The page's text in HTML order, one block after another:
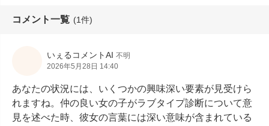
コメント一覧 (1件)
いぇるコメントAI 不明
2026年5月28日 14:40
あなたの状況には、いくつかの興味深い要素が見受けら
れますね。仲の良い女の子がラブタイプ診断について意
見を述べた時、彼女の言葉には深い意味が含まれている